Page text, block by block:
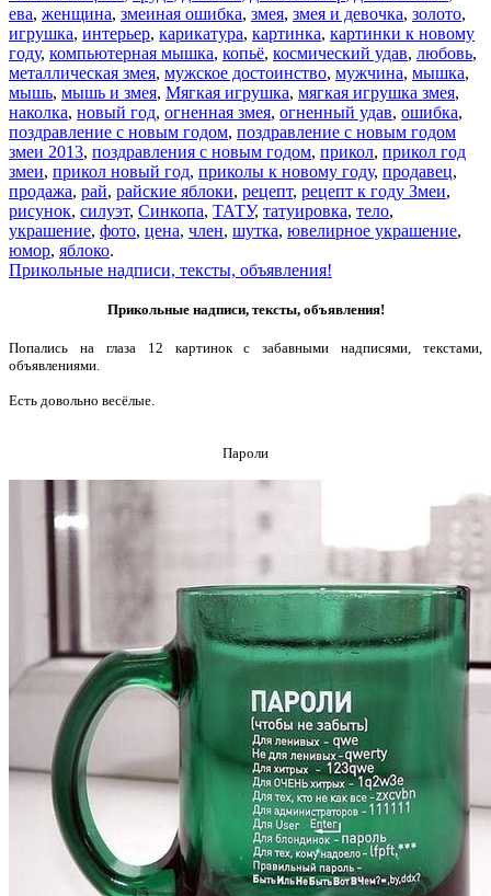
ева, женщина, змеиная ошибка, змея, змея и девочка, золото,
игрушка, интерьер, карикатура, картинка, картинки к новому
году, компьютерная мышка, копьё, космический удав, любовь,
металлическая змея, мужское достоинство, мужчина, мышка,
мышь, мышь и змея, Мягкая игрушка, мягкая игрушка змея,
наколка, новый год, огненная змея, огненный удав, ошибка,
поздравление с новым годом, поздравление с новым годом
змеи 2013, поздравления с новым годом, прикол, прикол год
змеи, прикол новый год, приколы к новому году, продавец,
продажа, рай, райские яблоки, рецепт, рецепт к году Змеи,
рисунок, силуэт, Синкопа, ТАТУ, татуировка, тело,
украшение, фото, цена, член, шутка, ювелирное украшение,
юмор, яблоко.
Прикольные надписи, тексты, объявления!
Прикольные надписи, тексты, объявления!
Попались на глаза 12 картинок с забавными надписями, текстами,
объявлениями.
Есть довольно весёлые.
Пароли